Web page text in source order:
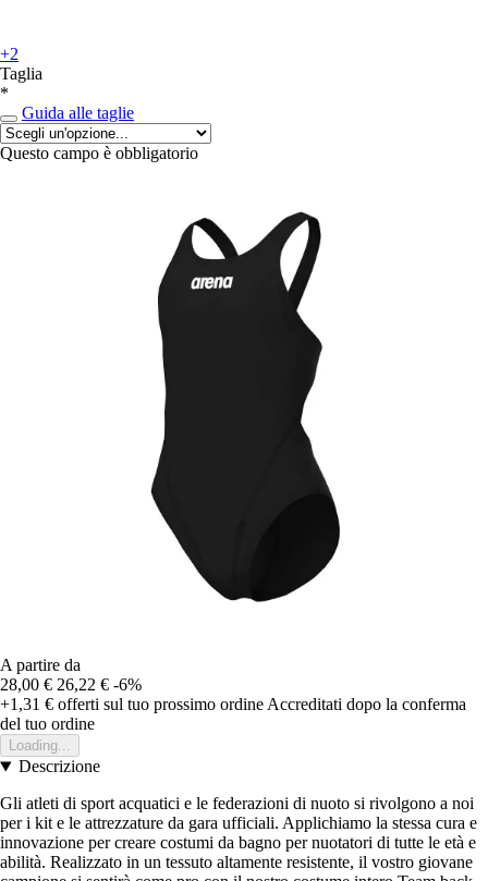
+2
Taglia
*
Guida alle taglie
Questo campo è obbligatorio
A partire da
28,00 € 26,22 € -6%
+1,31 € offerti sul tuo prossimo ordine Accreditati dopo la conferma
del tuo ordine
Loading...
Descrizione
Gli atleti di sport acquatici e le federazioni di nuoto si rivolgono a noi
per i kit e le attrezzature da gara ufficiali. Applichiamo la stessa cura e
innovazione per creare costumi da bagno per nuotatori di tutte le età e
abilità. Realizzato in un tessuto altamente resistente, il vostro giovane